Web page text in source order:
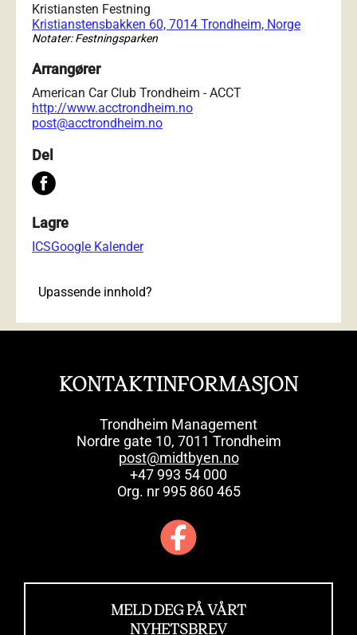
Kristiansten Festning
Kristianstensbakken 60, 7014 Trondheim, Norge
Notater: Festningsparken
Arrangører
American Car Club Trondheim - ACCT
http://www.acctrondheim.no
post@acctrondheim.no
Del
Lagre
ICSGoogle Kalender
Upassende innhold?
KONTAKTINFORMASJON
Trondheim Management
Nordre gate 10, 7011 Trondheim
post@midtbyen.no
+47 993 54 000
Org. nr 995 860 465
MELD DEG PÅ VÅRT
NYHETSBREV